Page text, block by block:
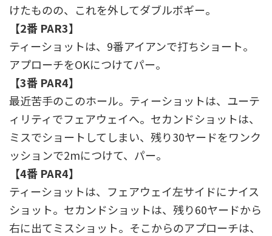
けたものの、これを外してダブルボギー。
【2番 PAR3】
ティーショットは、9番アイアンで打ちショート。
アプローチをOKにつけてパー。
【3番 PAR4】
最近苦手のこのホール。ティーショットは、ユーテ
ィリティでフェアウェイへ。セカンドショットは、
ミスでショートしてしまい、残り30ヤードをワンク
ッションで2mにつけて、パー。
【4番 PAR4】
ティーショットは、フェアウェイ左サイドにナイス
ショット。セカンドショットは、残り60ヤードから
右に出てミスショット。そこからのアプローチは、